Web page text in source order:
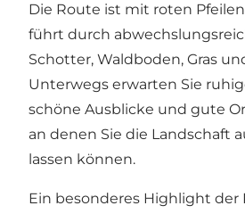
Die Route ist mit roten
führt durch
Schotter, Waldboden, Gras
Unterwegs erwarten Sie
schöne Ausblicke und gute
an denen Sie die Landschaft
lassen können.
Ein besonderes Highlight der